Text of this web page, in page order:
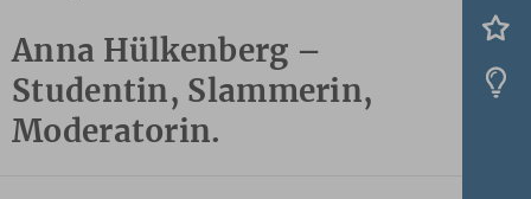
Anna Hülkenberg –
Studentin, Slammerin,
Moderatorin.